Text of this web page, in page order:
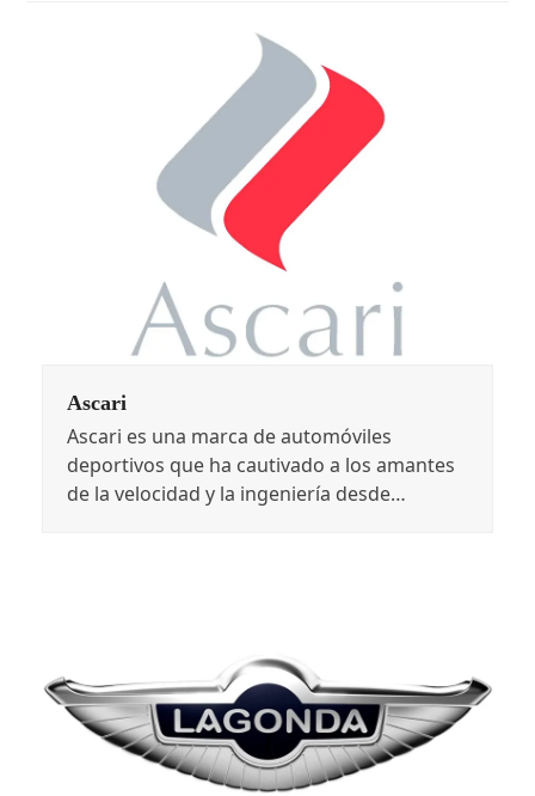
Ascari
Ascari es una marca de automóviles
deportivos que ha cautivado a los amantes
de la velocidad y la ingeniería desde…